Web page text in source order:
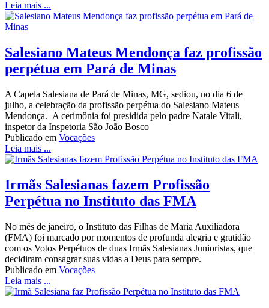
Leia mais ...
Salesiano Mateus Mendonça faz profissão
perpétua em Pará de Minas
A Capela Salesiana de Pará de Minas, MG, sediou, no dia 6 de
julho, a celebração da profissão perpétua do Salesiano Mateus
Mendonça. A cerimônia foi presidida pelo padre Natale Vitali,
inspetor da Inspetoria São João Bosco
Publicado em Vocações
Leia mais ...
Irmãs Salesianas fazem Profissão
Perpétua no Instituto das FMA
No mês de janeiro, o Instituto das Filhas de Maria Auxiliadora
(FMA) foi marcado por momentos de profunda alegria e gratidão
com os Votos Perpétuos de duas Irmãs Salesianas Junioristas, que
decidiram consagrar suas vidas a Deus para sempre.
Publicado em Vocações
Leia mais ...